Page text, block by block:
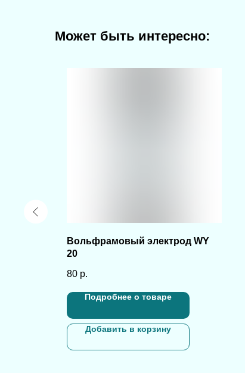
Может быть интересно:
Вольфрамовый электрод WY
20
80 р.
Подробнее о товаре
Добавить в корзину